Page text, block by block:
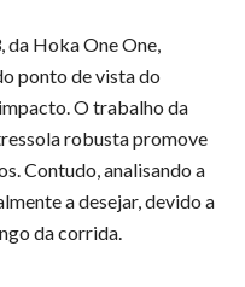
Hoka One One,
ponto de vista do
O trabalho da
robusta promove
Contudo, analisando a
a desejar, devido a
da corrida.